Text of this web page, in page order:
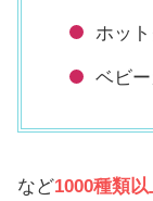
ホッ
ベビ
など1000種類